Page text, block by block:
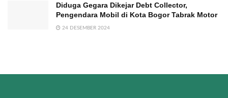
Diduga Gegara Dikejar Debt Collector,
Pengendara Mobil di Kota Bogor Tabrak Motor
24 DESEMBER 2024